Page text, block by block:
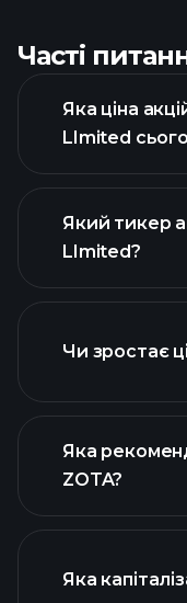
Часті
Яка ціна
LImited
Який тикер
LImited?
Чи зростає
Яка
ZOTA?
Яка